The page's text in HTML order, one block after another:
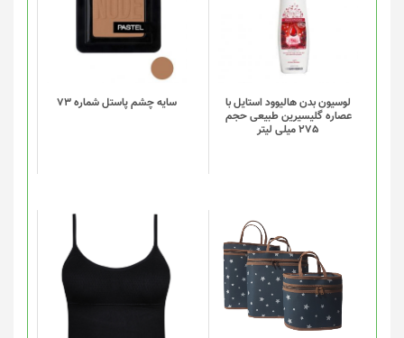
لوسیون بدن هالیوود استایل با
عصاره گلیسیرین طبیعی حجم
275 میلی لیتر
سایه چشم پاستل شماره 73
این
محصول
دارای
انواع
مختلفی
محصول
دارای